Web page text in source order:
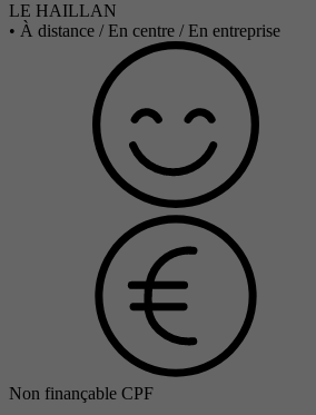
LE HAILLAN
• À distance / En centre / En entreprise
Non finançable CPF